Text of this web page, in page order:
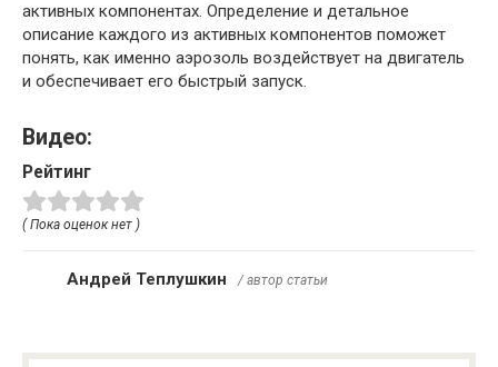
активных компонентах. Определение и детальное
описание каждого из активных компонентов поможет
понять, как именно аэрозоль воздействует на двигатель
и обеспечивает его быстрый запуск.
Видео:
Рейтинг
( Пока оценок нет )
Андрей Теплушкин / автор статьи